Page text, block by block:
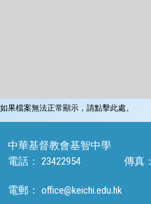
如果檔案無法正常顯示，請點擊此處。
中華基督教會基智中學
電話：
23422954 傳真：
電郵： office@keichi.edu.hk